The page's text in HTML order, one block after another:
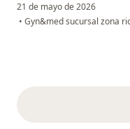
21 de mayo de 2026
• Gyn&med sucursal zona